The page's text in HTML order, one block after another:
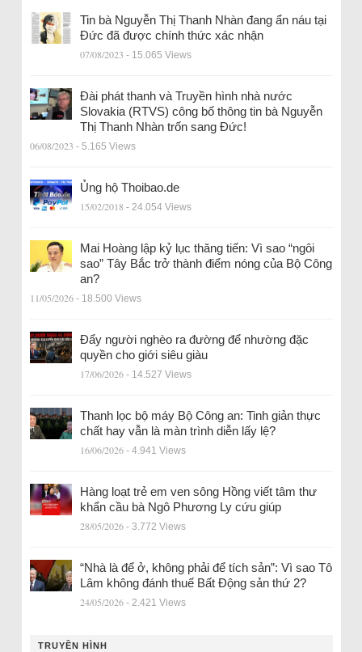
Tin bà Nguyễn Thị Thanh Nhàn đang ẩn náu tại
Đức đã được chính thức xác nhận
07/08/2023 - 15.065 Views
Đài phát thanh và Truyền hình nhà nước
Slovakia (RTVS) công bố thông tin bà Nguyễn
Thị Thanh Nhàn trốn sang Đức!
06/08/2023 - 5.165 Views
Ủng hộ Thoibao.de
15/02/2018 - 24.054 Views
Mai Hoàng lập kỷ lục thăng tiến: Vì sao “ngôi
sao” Tây Bắc trở thành điểm nóng của Bộ Công
an?
11/05/2026 - 18.500 Views
Đẩy người nghèo ra đường để nhường đặc
quyền cho giới siêu giàu
17/06/2026 - 14.527 Views
Thanh lọc bộ máy Bộ Công an: Tinh giản thực
chất hay vẫn là màn trình diễn lấy lệ?
16/06/2026 - 4.941 Views
Hàng loạt trẻ em ven sông Hồng viết tâm thư
khẩn cầu bà Ngô Phương Ly cứu giúp
28/05/2026 - 3.772 Views
“Nhà là để ở, không phải để tích sản”: Vì sao Tô
Lâm không đánh thuế Bất Động sản thứ 2?
24/05/2026 - 2.421 Views
TRUYỀN HÌNH